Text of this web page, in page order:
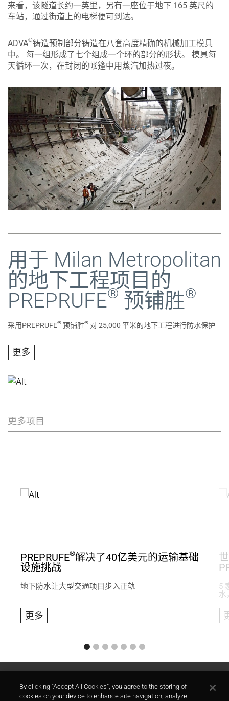
来看，该隧道长约一英里，另有一座位于地下 165 英尺的
车站，通过街道上的电梯便可到达。
ADVA®铸造预制部分铸造在八套高度精确的机械加工模具
中。 每一组形成了七个组成一个环的部分的形状。 模具每
天循环一次，在封闭的帐篷中用蒸汽加热过夜。
用于 Milan Metropolitan
的地下工程项目的
PREPRUFE® 预铺胜®
采用PREPRUFE® 预铺胜® 对 25,000 平米的地下工程进行防水保护
更多
更多项目
PREPRUFE®解决了40亿美元的运输基础
设施挑战
地下防水让大型交通项目步入正轨
更多
5
水
联系我们
By clicking “Accept All Cookies”, you agree to the storing of
cookies on your device to enhance site navigation, analyze